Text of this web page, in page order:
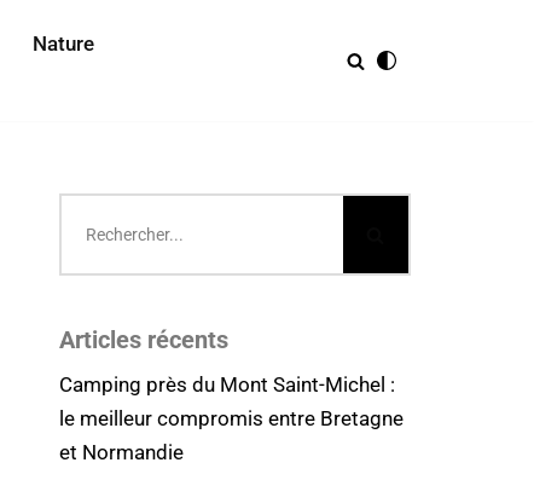
Nature
Articles récents
Camping près du Mont Saint-Michel :
le meilleur compromis entre Bretagne
et Normandie